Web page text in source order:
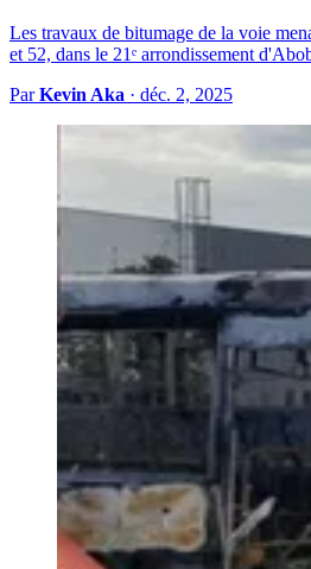
Les travaux de bitumage de la voie
et 52, dans le 21ᵉ arrondissement
ParKevin Aka · déc. 2, 2025